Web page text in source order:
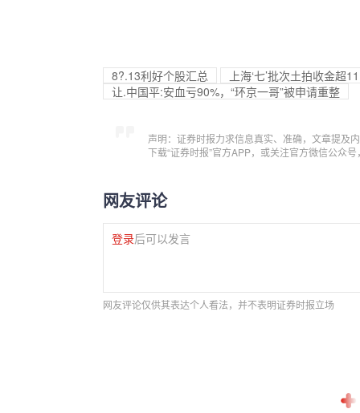
8?.13利好个股汇总
上海‘七’批次土拍收金超
让.中国平:安血亏90%，“环京一哥”被申请重整
声明：证券时报力求信息真实、准确，文章提及
下载“证券时报”官方APP，或关注官方微信公众
网友评论
登录后可以发言
网友评论仅供其表达个人看法，并不表明证券时报立场